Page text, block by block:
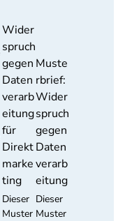
Wider
spruch
gegen
Daten
verarb
eitung
für
Direkt
marke
ting
Dieser
Muster
Muste
rbrief:
Wider
spruch
gegen
Daten
verarb
eitung
Dieser
Muster